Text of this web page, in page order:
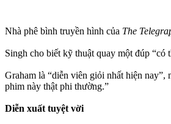
Nhà phê bình truyền hình của The
Singh cho biết kỹ thuật quay một đúp “có
Graham là “diễn viên giỏi nhất hiện
phim này thật phi thường.”
Diễn xuất tuyệt vời